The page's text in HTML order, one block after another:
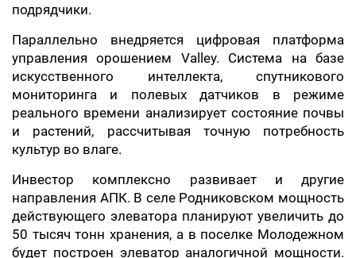
подрядчики.
Параллельно внедряется цифровая платформа
управления орошением Valley. Система на базе
искусственного интеллекта, спутникового
мониторинга и полевых датчиков в режиме
реального времени анализирует состояние почвы
и растений, рассчитывая точную потребность
культур во влаге.
Инвестор комплексно развивает и другие
направления АПК. В селе Родниковском мощность
действующего элеватора планируют увеличить до
50 тысяч тонн хранения, а в поселке Молодежном
будет построен элеватор аналогичной мощности.